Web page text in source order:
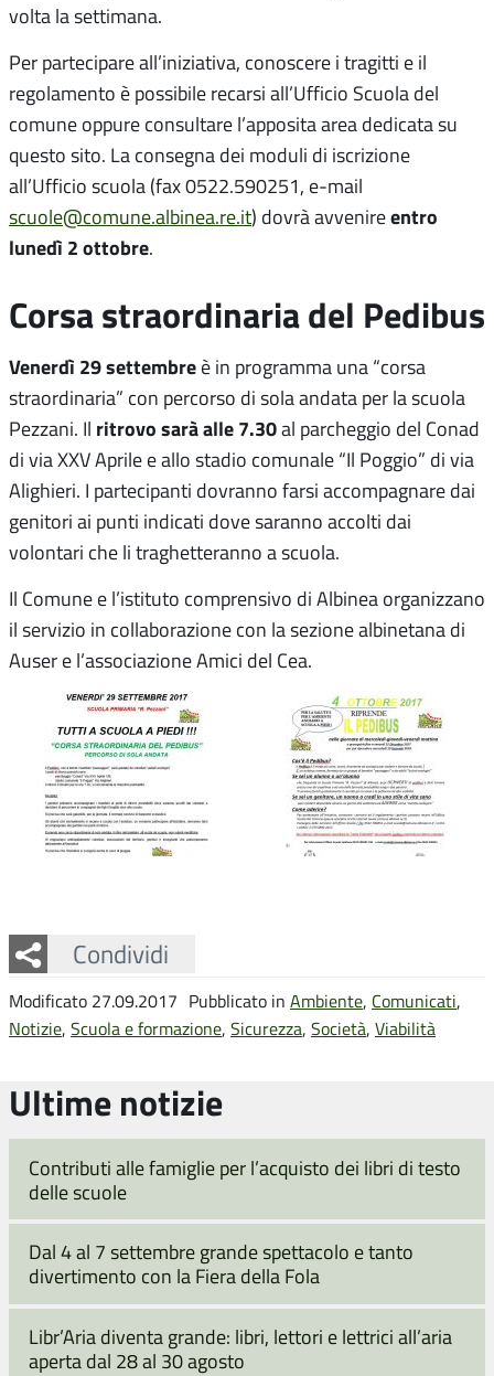
volta la settimana.
Per partecipare all’iniziativa, conoscere i tragitti e il
regolamento è possibile recarsi all’Ufficio Scuola del
comune oppure consultare l’apposita area dedicata su
questo sito. La consegna dei moduli di iscrizione
all’Ufficio scuola (fax 0522.590251, e-mail
scuole@comune.albinea.re.it) dovrà avvenireentro
lunedì 2 ottobre.
Corsa straordinaria del Pedibus
Venerdì 29 settembre è in programma una “corsa
straordinaria” con percorso di sola andata per la scuola
Pezzani. Il ritrovo sarà alle 7.30al parcheggio del Conad
di via XXV Aprile e allo stadio comunale “Il Poggio” di via
Alighieri. I partecipanti dovranno farsi accompagnare dai
genitori ai punti indicati dove saranno accolti dai
volontari che li traghetteranno a scuola.
Il Comune e l’istituto comprensivo di Albinea organizzano
il servizio in collaborazione con la sezione albinetana di
Auser e l’associazione Amici del Cea.
Condividi
Facebook
Twitter
Whatsapp
Modificato 27.09.2017 Pubblicato in Ambiente, Comunicati,
Notizie, Scuola e formazione, Sicurezza, Società, Viabilità
Ultime notizie
Contributi alle famiglie per l’acquisto dei libri di testo
delle scuole
Dal 4 al 7 settembre grande spettacolo e tanto
divertimento con la Fiera della Fola
Libr’Aria diventa grande: libri, lettori e lettrici all’aria
aperta dal 28 al 30 agosto